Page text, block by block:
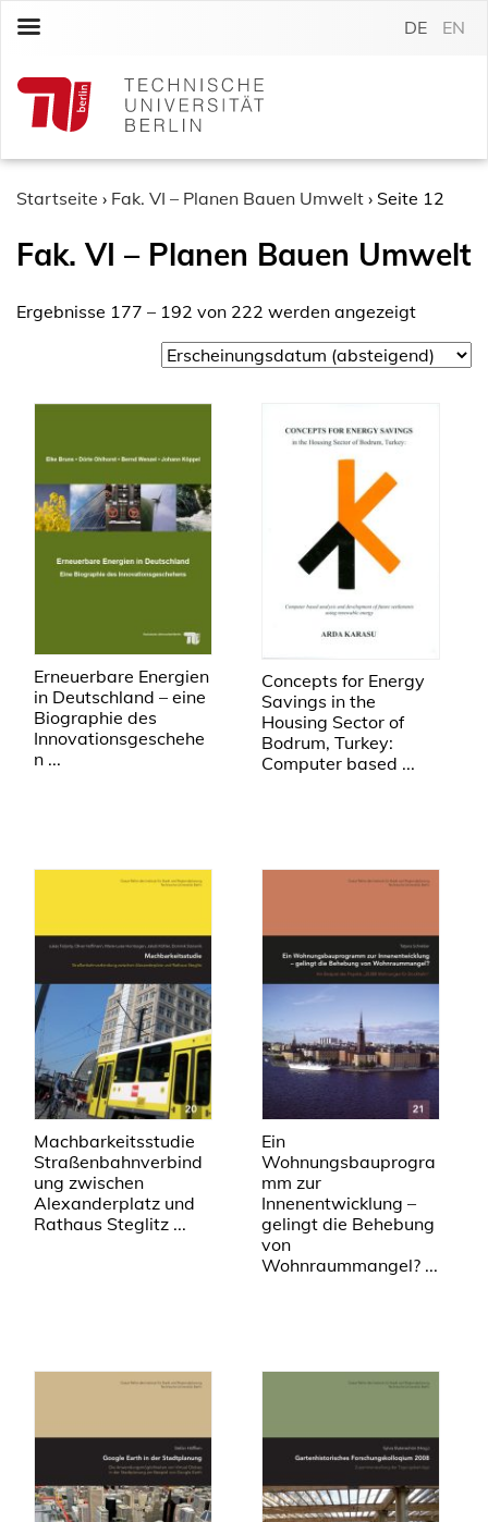
c
DE EN
Startseite › Fak. VI – Planen Bauen Umwelt › Seite 12
Fak. VI – Planen Bauen Umwelt
Ergebnisse 177 – 192 von 222 werden angezeigt
Erneuerbare Energien
in Deutschland – eine
Biographie des
Innovationsgeschehe
n ...
Concepts for Energy
Savings in the
Housing Sector of
Bodrum, Turkey:
Computer based ...
Machbarkeitsstudie
Straßenbahnverbind
ung zwischen
Alexanderplatz und
Rathaus Steglitz ...
Ein
Wohnungsbauprogra
mm zur
Innenentwicklung –
gelingt die Behebung
von
Wohnraummangel? ...